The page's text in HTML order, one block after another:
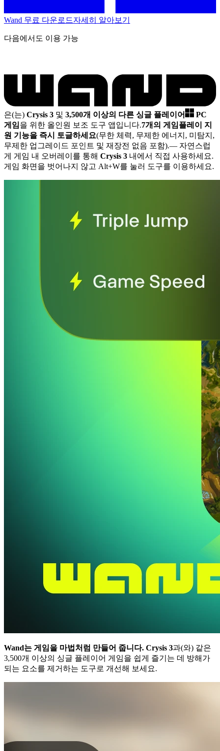
Wand 무료 다운로드자세히 알아보기
다음에서도 이용 가능
은(는) Crysis 3 및 3,500개 이상의 다른 싱글 플레이어
PC
게임을 위한 올인원 보조 도구 앱입니다.7개의 게임플레이 지
원 기능을 즉시 토글하세요(무한 체력, 무제한 에너지, 미탐지,
무제한 업그레이드 포인트 및 재장전 없음 포함).— 자연스럽
게 게임 내 오버레이를 통해 Crysis 3 내에서 직접 사용하세요.
게임 화면을 벗어나지 않고 Alt+W를 눌러 도구를 이용하세요.
Wand는 게임을 마법처럼 만들어 줍니다. Crysis 3과(와) 같은
3,500개 이상의 싱글 플레이어 게임을 쉽게 즐기는 데 방해가
되는 요소를 제거하는 도구로 개선해 보세요.